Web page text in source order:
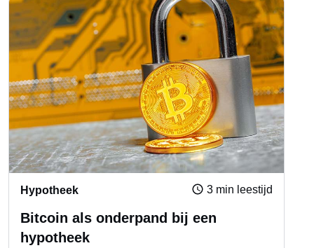
Hypotheek 3 min leestijd
Bitcoin als onderpand bij een
hypotheek